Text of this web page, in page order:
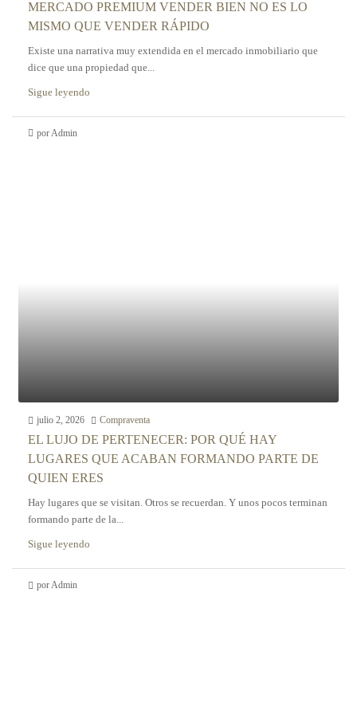
MERCADO PREMIUM VENDER BIEN NO ES LO
MISMO QUE VENDER RÁPIDO
Existe una narrativa muy extendida en el mercado inmobiliario que
dice que una propiedad que...
Sigue leyendo
por Admin
julio 2, 2026 Compraventa
EL LUJO DE PERTENECER: POR QUÉ HAY
LUGARES QUE ACABAN FORMANDO PARTE DE
QUIEN ERES
Hay lugares que se visitan. Otros se recuerdan. Y unos pocos terminan
formando parte de la...
Sigue leyendo
por Admin